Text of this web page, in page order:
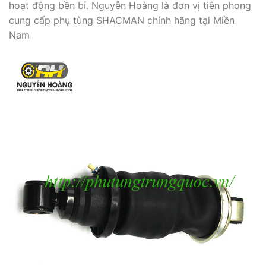
hoạt động bền bỉ. Nguyễn Hoàng là đơn vị tiên phong
cung cấp phụ tùng SHACMAN chính hãng tại Miền
Nam